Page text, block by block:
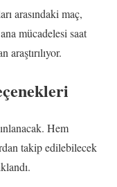
arasındaki maç,
mücadelesi saat
araştırılıyor.
Hem
takip edilebilecek